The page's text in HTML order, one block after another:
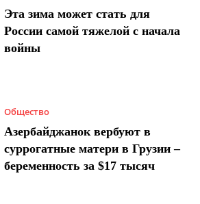
Эта зима может стать для
России самой тяжелой с начала
войны
Общество
Азербайджанок вербуют в
суррогатные матери в Грузии –
беременность за $17 тысяч